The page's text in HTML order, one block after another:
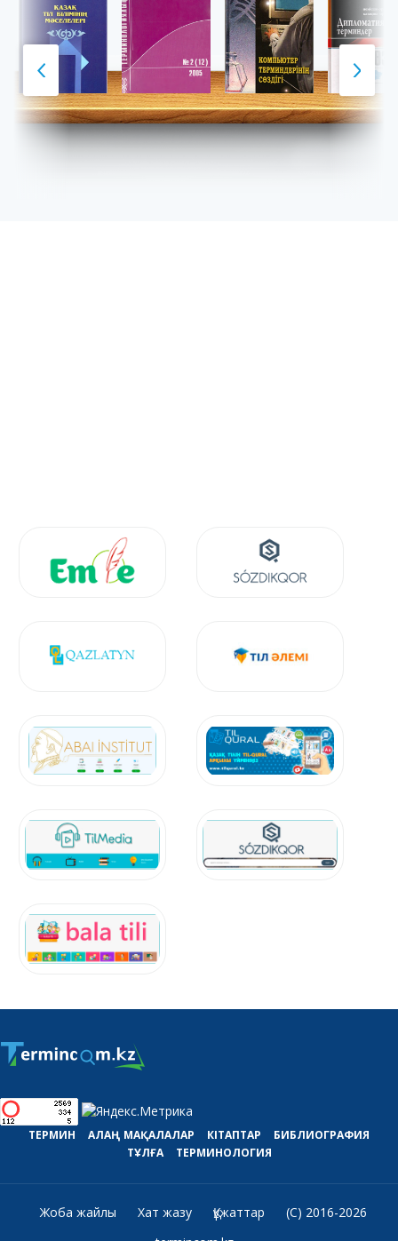
ТЕРМИН АЛАҢ МАҚАЛАЛАР КІТАПТАР
БИБЛИОГРАФИЯ
ТҰЛҒА
ТЕРМИНОЛОГИЯ
Жоба жайлы Хат жазу Құжаттар
(C) 2016-2026